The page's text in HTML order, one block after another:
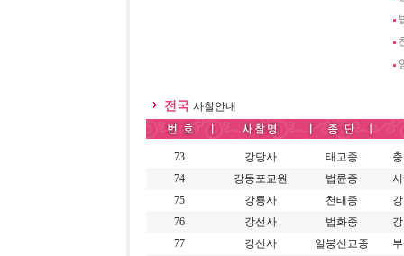
전국 사찰안내
73 강당사 태고종
74
강동포교원 법륜종
75
강룡사 천태종
76
강선사 법화종
77
강선사 일붕선교종